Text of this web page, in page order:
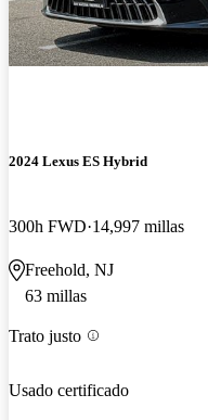
2024 Lexus ES Hybrid
300h FWD 14,997 millas
Freehold, NJ
63 millas
Trato justo
Usado certificado